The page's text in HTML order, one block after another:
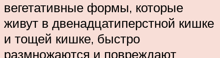
вегетативные формы, которые
живут в двенадцатиперстной кишке
и тощей кишке, быстро
размножаются и повреждают